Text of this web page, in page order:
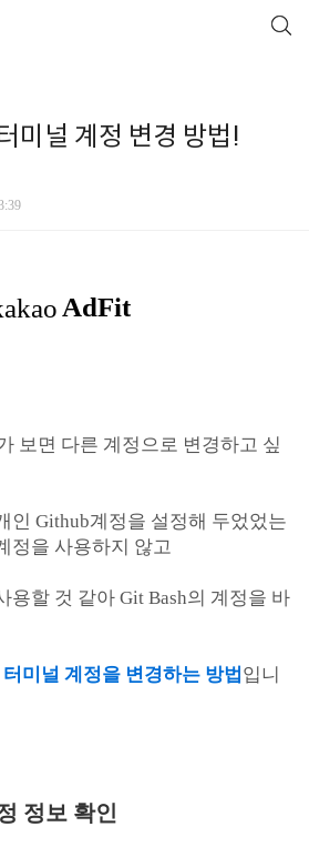
미널 계정 변경 방법!
보면 다른 계정으로 변경하고 싶
인 Github계정을 설정해 두었었는
정을 사용하지 않고
용할 것 같아 Git Bash의 계정을 바
미널 계정을 변경하는 방법 입니
정보 확인